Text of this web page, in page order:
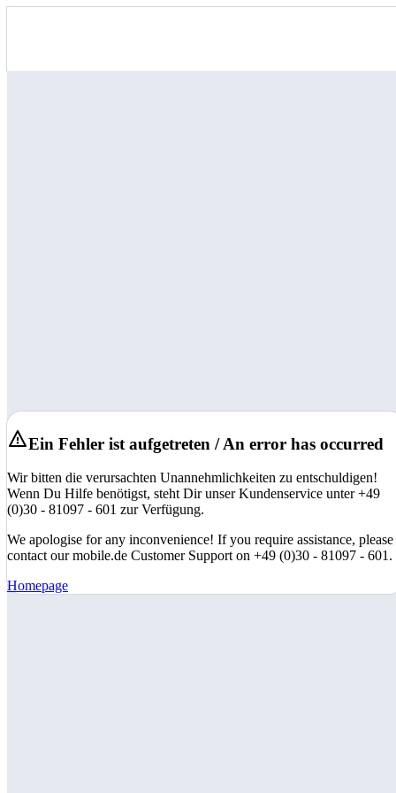
Ein Fehler ist aufgetreten / An error has occurred
Wir bitten die verursachten Unannehmlichkeiten zu entschuldigen!
Wenn Du Hilfe benötigst, steht Dir unser Kundenservice unter +49
(0)30 - 81097 - 601 zur Verfügung.
We apologise for any inconvenience! If you require assistance, please
contact our mobile.de Customer Support on +49 (0)30 - 81097 - 601.
Homepage